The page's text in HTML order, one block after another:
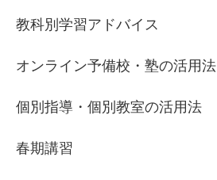
教科別学習アドバイス
オンライン予備校・塾の活用法
個別指導・個別教室の活用法
春期講習